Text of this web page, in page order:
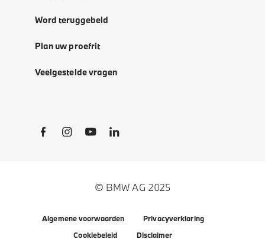
Word teruggebeld
Plan uw proefrit
Veelgestelde vragen
Social Links
© BMW AG 2025
Algemene voorwaarden
Privacyverklaring
Cookiebeleid
Disclaimer